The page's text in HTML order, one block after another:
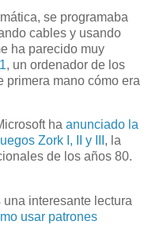
se programaba
cables y usando
ha parecido muy
, un ordenador de los
mano cómo era
ha anunciado la
Zork I, II y III , la
de los años 80.
interesante lectura
usar patrones